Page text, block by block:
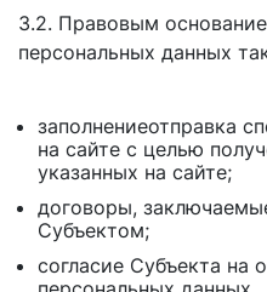
3.2. Правовым
персональных данных
заполнениеотправка
на сайте с целью
указанных на сайте;
договоры,
Субъектом;
согласие Субъекта на